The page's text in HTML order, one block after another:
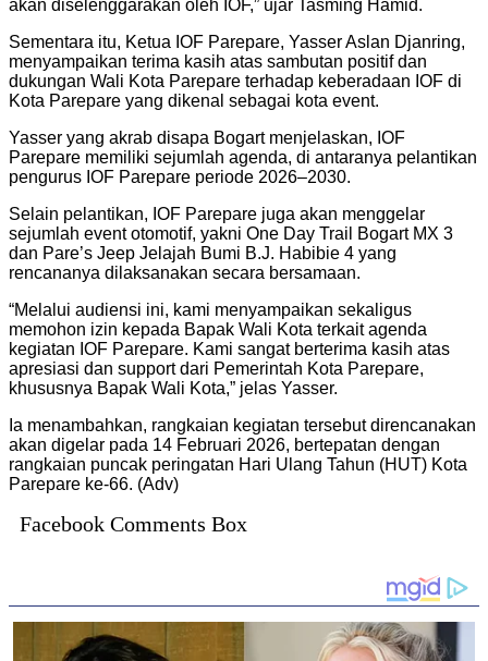
akan diselenggarakan oleh IOF,” ujar Tasming Hamid.
Sementara itu, Ketua IOF Parepare, Yasser Aslan Djanring,
menyampaikan terima kasih atas sambutan positif dan
dukungan Wali Kota Parepare terhadap keberadaan IOF di
Kota Parepare yang dikenal sebagai kota event.
Yasser yang akrab disapa Bogart menjelaskan, IOF
Parepare memiliki sejumlah agenda, di antaranya pelantikan
pengurus IOF Parepare periode 2026–2030.
Selain pelantikan, IOF Parepare juga akan menggelar
sejumlah event otomotif, yakni One Day Trail Bogart MX 3
dan Pare’s Jeep Jelajah Bumi B.J. Habibie 4 yang
rencananya dilaksanakan secara bersamaan.
“Melalui audiensi ini, kami menyampaikan sekaligus
memohon izin kepada Bapak Wali Kota terkait agenda
kegiatan IOF Parepare. Kami sangat berterima kasih atas
apresiasi dan support dari Pemerintah Kota Parepare,
khususnya Bapak Wali Kota,” jelas Yasser.
Ia menambahkan, rangkaian kegiatan tersebut direncanakan
akan digelar pada 14 Februari 2026, bertepatan dengan
rangkaian puncak peringatan Hari Ulang Tahun (HUT) Kota
Parepare ke-66. (Adv)
Facebook Comments Box